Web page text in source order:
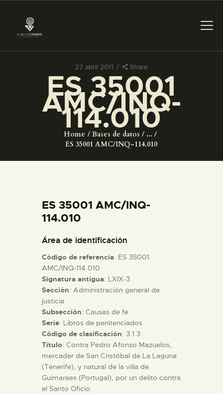
27 abril 2011 Share
ES 35001
AMC/INQ-
114.010
Home Bases de datos
...
ES 35001 AMC/INQ-114.010
PREPARAR LA VISITA
ACTIVIDADES
COLECCIONES
ESPAÑOL
PREPARAR LA VISITA
ACTIVIDADES
█
EL MUSEO
ES 35001 AMC/INQ-
114.010
Área de identificación
Código de referencia: ES 35001
AMC/INQ-114.010
Signatura antigua: LXIX-3
Sección: Administración general de
justicia
Subsección: Causas de fe
Serie: Libros de penitenciados
Código de clasificación: 3.1.3
Título: Contra Pedro Afonso Mazuelos,
mercader de San Cristóbal de La Laguna
(Tenerife), y natural de la villa de
Guimaraes (Portugal), por un delito contra
el Santo Oficio.